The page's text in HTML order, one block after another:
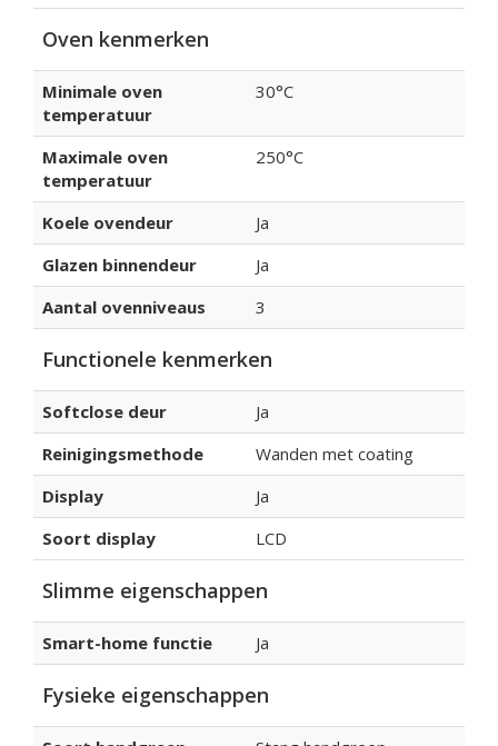
Oven kenmerken
Minimale oven
temperatuur
30°C
Maximale oven
temperatuur
250°C
Koele ovendeur
Ja
Glazen binnendeur
Ja
Aantal ovenniveaus
3
Functionele kenmerken
Softclose deur
Ja
Reinigingsmethode
Wanden met coating
Display
Ja
Soort display
LCD
Slimme eigenschappen
Smart-home functie Ja
Fysieke eigenschappen